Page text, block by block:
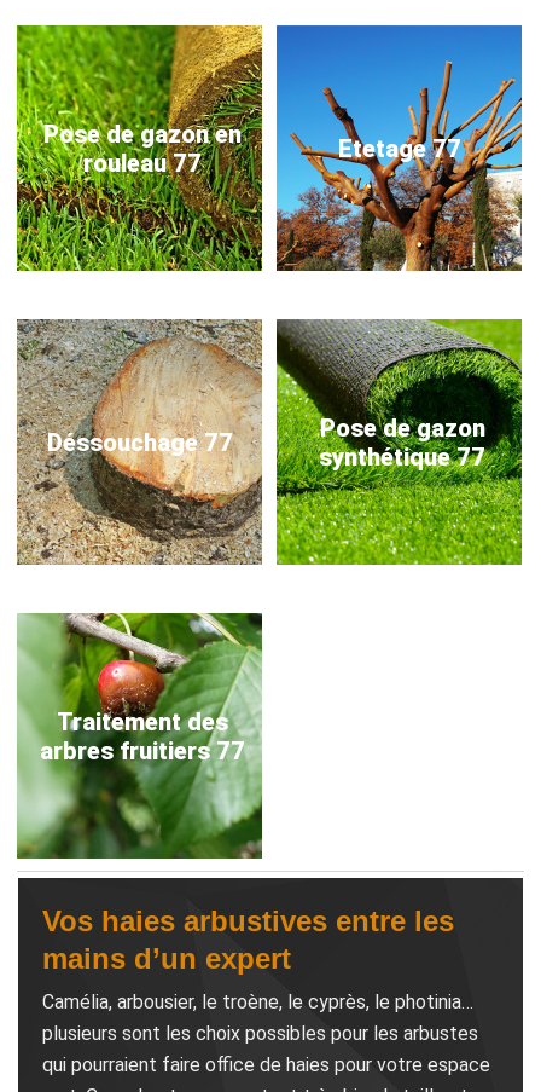
Pose de gazon en
rouleau 77
Etetage 77
Déssouchage 77
Pose de gazon
synthétique 77
Traitement des
arbres fruitiers 77
Vos haies arbustives entre les
mains d’un expert
Camélia, arbousier, le troène, le cyprès, le photinia…
plusieurs sont les choix possibles pour les arbustes
qui pourraient faire office de haies pour votre espace